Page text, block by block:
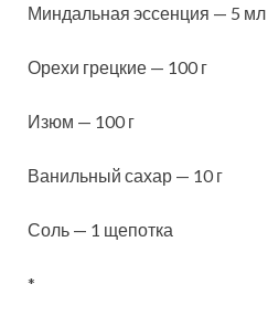
Миндальная эссенция — 5 мл
Орехи грецкие — 100 г
Изюм — 100 г
Ванильный сахар — 10 г
Соль — 1 щепотка
*